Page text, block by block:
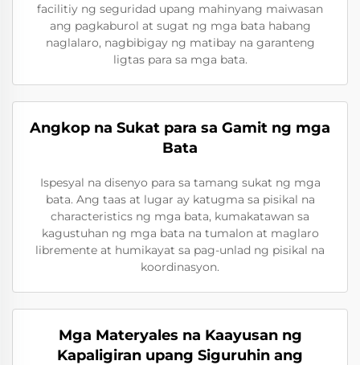
facilitiy ng seguridad upang mahinyang maiwasan
ang pagkaburol at sugat ng mga bata habang
naglalaro, nagbibigay ng matibay na garanteng
ligtas para sa mga bata.
Angkop na Sukat para sa Gamit ng mga
Bata
Ispesyal na disenyo para sa tamang sukat ng mga
bata. Ang taas at lugar ay katugma sa pisikal na
characteristics ng mga bata, kumakatawan sa
kagustuhan ng mga bata na tumalon at maglaro
libremente at humikayat sa pag-unlad ng pisikal na
koordinasyon.
Mga Materyales na Kaayusan ng
Kapaligiran upang Siguruhin ang